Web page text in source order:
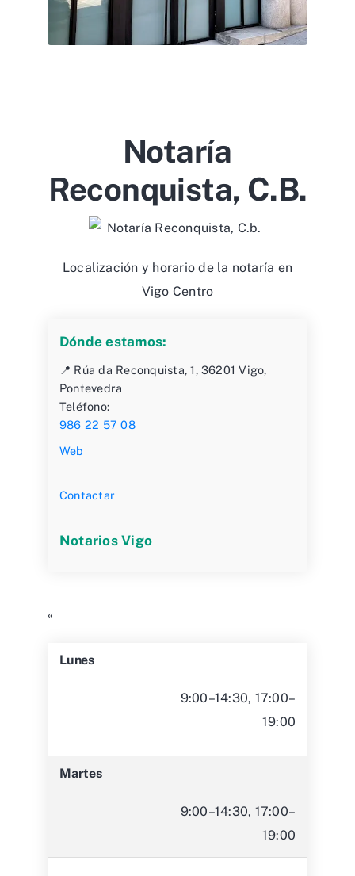
Notaría
Reconquista, C.b.
Localización y horario de la notaría en
Vigo Centro
Dónde estamos:
📍 Rúa da Reconquista, 1, 36201 Vigo,
Pontevedra
Teléfono:
986 22 57 08
Web
Contactar
Notarios Vigo
«
Lunes
9:00–14:30, 17:00–
19:00
Martes
9:00–14:30, 17:00–
19:00